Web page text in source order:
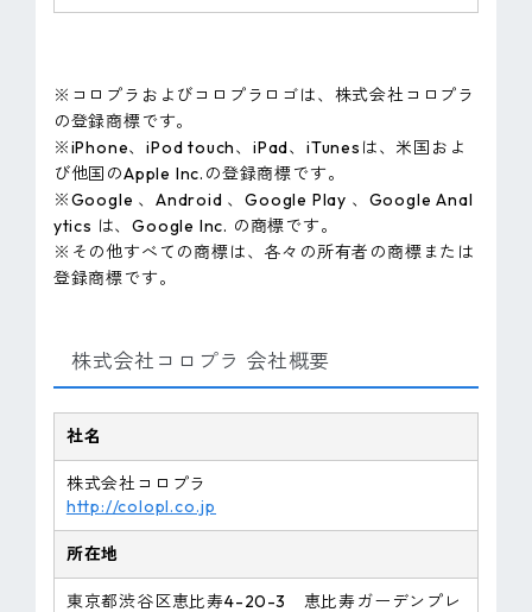
※コロプラおよびコロプラロゴは、株式会社コロプラ
の登録商標です。
※iPhone、iPod touch、iPad、iTunesは、米国およ
び他国のApple Inc.の登録商標です。
※Google 、Android 、Google Play 、Google Anal
ytics は、Google Inc. の商標です。
※その他すべての商標は、各々の所有者の商標または
登録商標です。
株式会社コロプラ 会社概要
社名
株式会社コロプラ
http://colopl.co.jp
所在地
東京都渋谷区恵比寿4-20-3 恵比寿ガーデンプレ